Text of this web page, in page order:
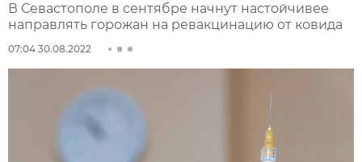
В Севастополе в сентябре начнут настойчивее
направлять горожан на ревакцинацию от ковида
07:04 30.08.2022